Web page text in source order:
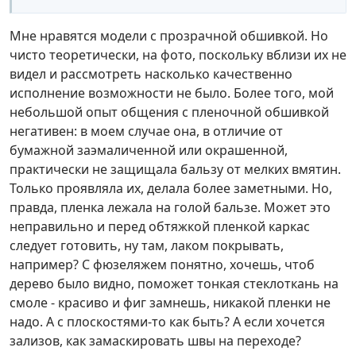
Мне нравятся модели с прозрачной обшивкой. Но
чисто теоретически, на фото, поскольку вблизи их не
видел и рассмотреть насколько качественно
исполнение возможности не было. Более того, мой
небольшой опыт общения с пленочной обшивкой
негативен: в моем случае она, в отличие от
бумажной заэмаличенной или окрашенной,
практически не защищала бальзу от мелких вмятин.
Только проявляла их, делала более заметными. Но,
правда, пленка лежала на голой бальзе. Может это
неправильно и перед обтяжкой пленкой каркас
следует готовить, ну там, лаком покрывать,
например? С фюзеляжем понятно, хочешь, чтоб
дерево было видно, поможет тонкая стеклоткань на
смоле - красиво и фиг замнешь, никакой пленки не
надо. А с плоскостями-то как быть? А если хочется
зализов, как замаскировать швы на переходе?